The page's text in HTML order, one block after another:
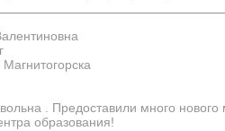
. Предоставили много
образования!